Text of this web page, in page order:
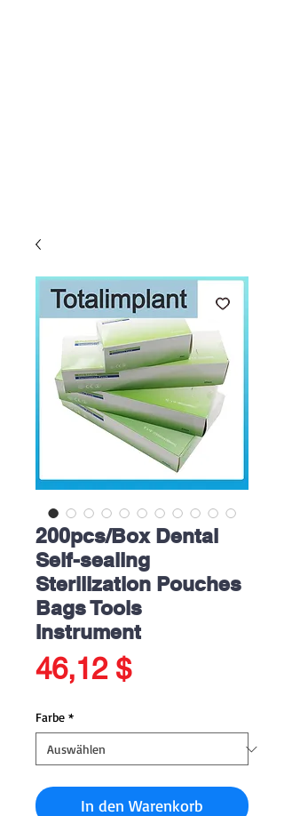
200pcs/Box Dental
Self-sealing
Sterilization Pouches
Bags Tools
Instrument
46,12 $Preis
Farbe *
In den Warenkorb